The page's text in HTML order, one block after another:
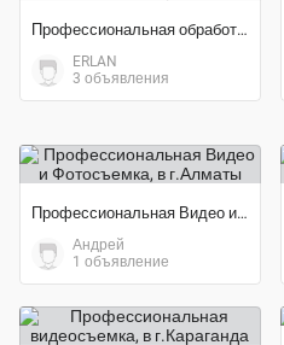
Профессиональная обработка фото
ERLAN
3 объявления
Профессиональная Видео и Фотосъемка
Андрей
1 объявление